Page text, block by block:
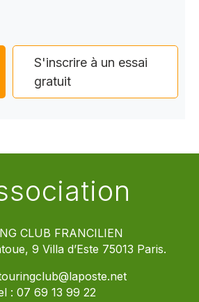
S'inscrire à un essai
gratuit
CLUB FRANCILIEN
9 Villa d’Este 75013 Paris.
: 07 69 13 99 22